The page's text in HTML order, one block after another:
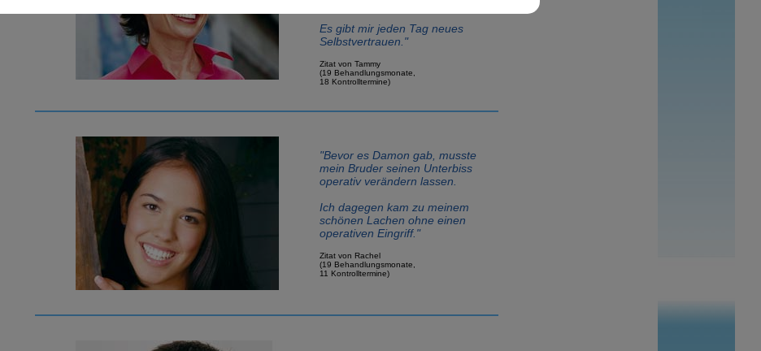
Es gibt mir jeden Tag neues
Selbstvertrauen."
Zitat von Tammy
(19 Behandlungsmonate,
18 Kontrolltermine)
"Bevor es Damon gab, musste
mein Bruder seinen Unterbiss
operativ verändern lassen.
Ich dagegen kam zu meinem
schönen Lachen ohne einen
operativen Eingriff."
Zitat von Rachel
(19 Behandlungsmonate,
11 Kontrolltermine)